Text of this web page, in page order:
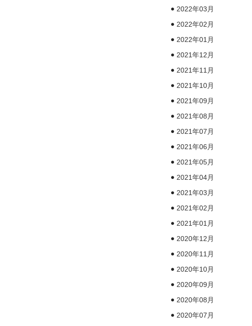
2022年03月
2022年02月
2022年01月
2021年12月
2021年11月
2021年10月
2021年09月
2021年08月
2021年07月
2021年06月
2021年05月
2021年04月
2021年03月
2021年02月
2021年01月
2020年12月
2020年11月
2020年10月
2020年09月
2020年08月
2020年07月